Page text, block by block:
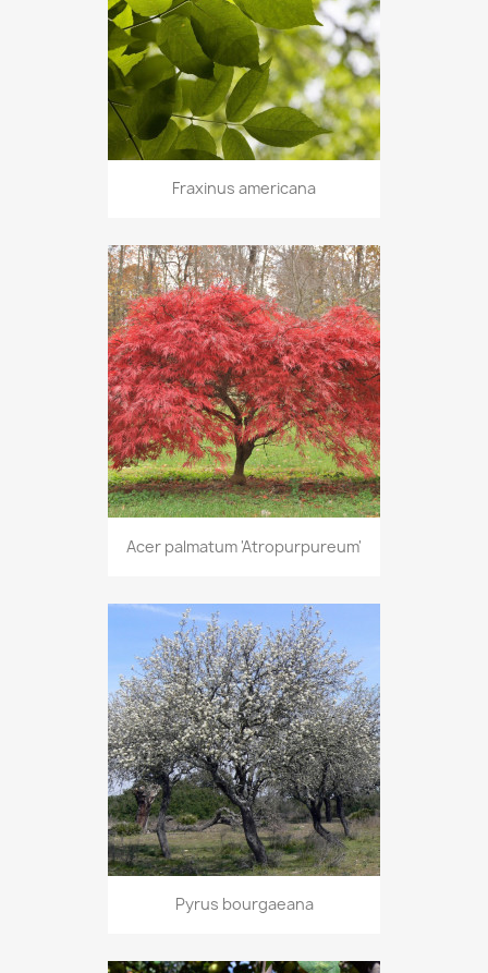
Fraxinus americana
Acer palmatum 'Atropurpureum'
Pyrus bourgaeana